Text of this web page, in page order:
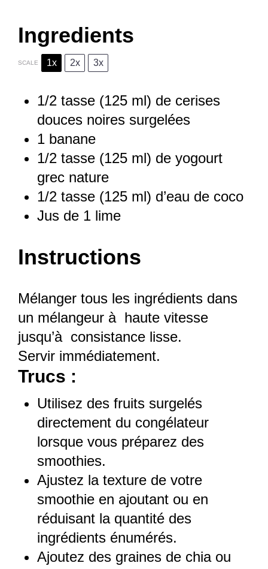
Ingredients
SCALE 1x 2x 3x
1/2 tasse (125 ml) de cerises
douces noires surgelées
1 banane
1/2 tasse (125 ml) de yogourt
grec nature
1/2 tasse (125 ml) d’eau de coco
Jus de 1 lime
Instructions
Mélanger tous les ingrédients dans
un mélangeur à haute vitesse
jusqu’à consistance lisse.
Servir immédiatement.
Trucs :
Utilisez des fruits surgelés
directement du congélateur
lorsque vous préparez des
smoothies.
Ajustez la texture de votre
smoothie en ajoutant ou en
réduisant la quantité des
ingrédients énumérés.
Ajoutez des graines de chia ou